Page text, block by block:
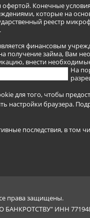
офертой. Конечные
которые на
реестр
финансовым
получение займа, Вам
внести
На
для того, чтобы
настройки браузера.
последствия, в том
права защищены.
ИНН